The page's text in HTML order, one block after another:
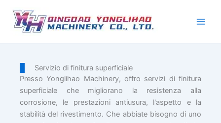
contenuto
Servizio di finitura superficiale
Presso Yonglihao Machinery, offro servizi di finitura
superficiale che migliorano la resistenza alla
corrosione, le prestazioni antiusura, l'aspetto e la
stabilità del rivestimento. Che abbiate bisogno di uno